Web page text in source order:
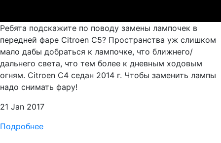
Ребята подскажите по поводу замены лампочек в
передней фаре Citroen C5? Пространства уж слишком
мало дабы добраться к лампочке, что ближнего/
дальнего света, что тем более к дневным ходовым
огням. Citroen C4 седан 2014 г. Чтобы заменить лампы
надо снимать фару!
21 Jan 2017
Подробнее